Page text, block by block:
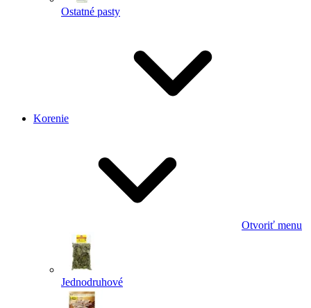
Ostatné pasty
Korenie
Otvoriť menu
Jednodruhové